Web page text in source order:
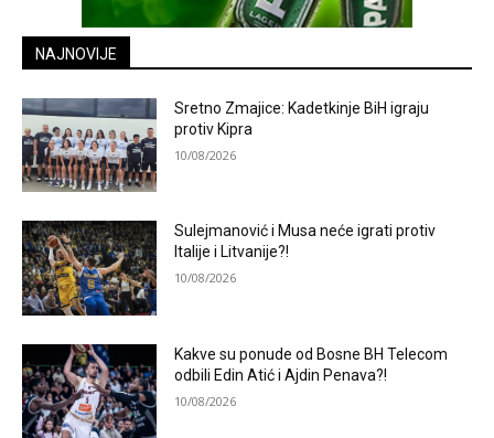
NAJNOVIJE
Sretno Zmajice: Kadetkinje BiH igraju
protiv Kipra
10/08/2026
Sulejmanović i Musa neće igrati protiv
Italije i Litvanije?!
10/08/2026
Kakve su ponude od Bosne BH Telecom
odbili Edin Atić i Ajdin Penava?!
10/08/2026